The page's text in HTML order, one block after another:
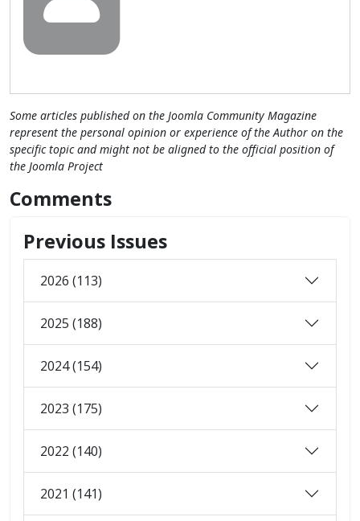
Some articles published on the Joomla Community Magazine
represent the personal opinion or experience of the Author on the
specific topic and might not be aligned to the official position of
the Joomla Project
Comments
Previous Issues
2026 (113)
2025 (188)
2024 (154)
2023 (175)
2022 (140)
2021 (141)